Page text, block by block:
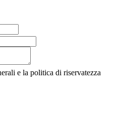
e la politica di riservatezza